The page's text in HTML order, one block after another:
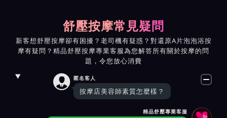
舒壓按摩常見疑問
新客想舒壓按摩卻有困擾？老司機有疑惑？對還原A片泡泡浴按
摩有疑問？精品舒壓按摩專業客服為您解答所有關於按摩的問
題，令您放心消費
 匿名客人
按摩店美容師素質怎麼樣？
精品舒壓專業客服